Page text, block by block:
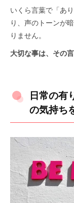
いくら言葉で「あ
り、声のトーンが
りません。
大切な事は、その
日常の有
の気持ち